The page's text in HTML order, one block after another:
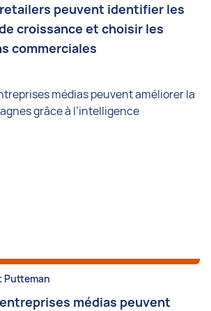
peuvent identifier les
croissance et choisir les
commerciales
Putteman
médias peuvent